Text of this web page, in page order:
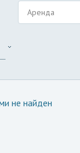
Аренда
не найден